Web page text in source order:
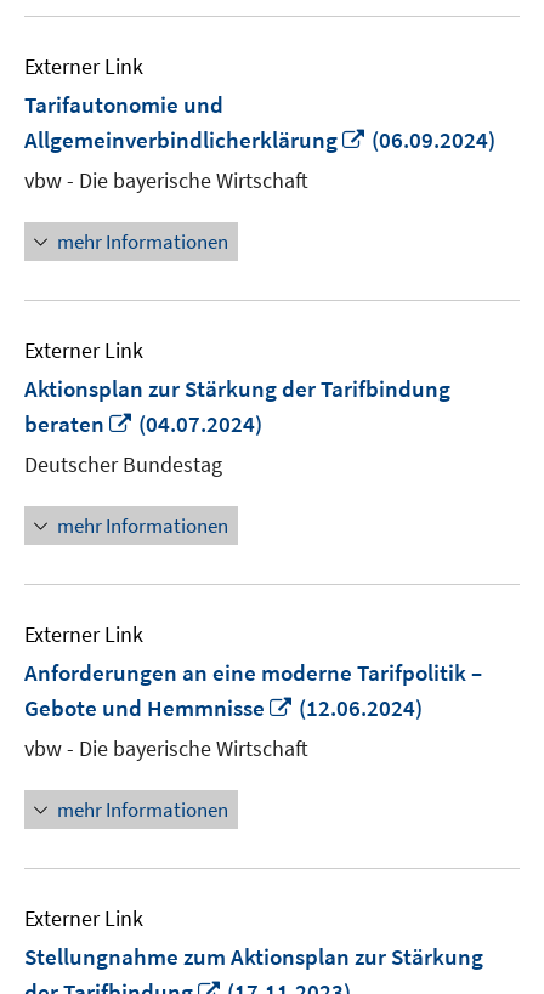
Externer Link
Tarifautonomie und
Allgemeinverbindlicherklärung
In
(06.09.2024)
vbw - Die bayerische Wirtschaft
mehr Informationen
Externer Link
Aktionsplan zur Stärkung der Tarifbindung
beraten
In
neuem
Fenster
öffnen
(04.07.2024)
Deutscher Bundestag
mehr Informationen
Externer Link
Anforderungen an eine moderne Tarifpolitik –
Gebote und Hemmnisse
In
neuem
Fenster
(12.06.2024)
vbw - Die bayerische Wirtschaft
mehr Informationen
Externer Link
Stellungnahme zum Aktionsplan zur Stärkung
In